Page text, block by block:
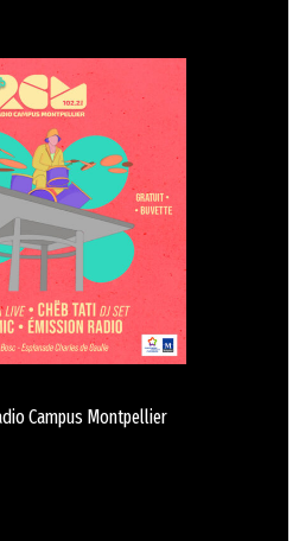
Campus Montpellier